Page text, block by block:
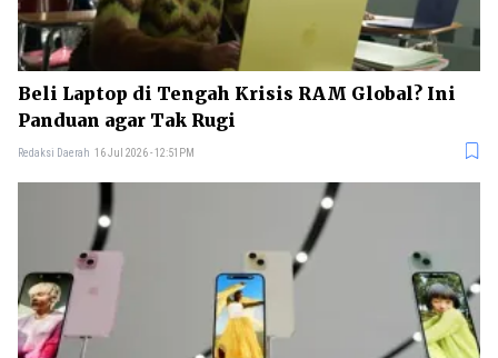
Beli Laptop di Tengah Krisis RAM Global? Ini
Panduan agar Tak Rugi
Redaksi Daerah 16 Jul 2026 - 12:51PM